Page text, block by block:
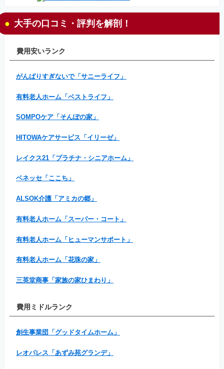
大手の口コミ・評判を解剖！
費用安いランク
がんばりすぎないで「サニーライフ」
有料老人ホーム「ベストライフ」
SOMPOケア「そんぽの家」
HITOWAケアサービス「イリーゼ」
レイクス21「プラチナ・シニアホーム」
ベネッセ「ここち」
ALSOK介護「アミカの郷」
有料老人ホーム「スーパー・コート」
有料老人ホーム「ヒューマンサポート」
有料老人ホーム「花珠の家」
三英堂商事「家族の家ひまわり」
費用ミドルランク
創生事業団「グッドタイムホーム」
レオパレス「あずみ苑グランデ」